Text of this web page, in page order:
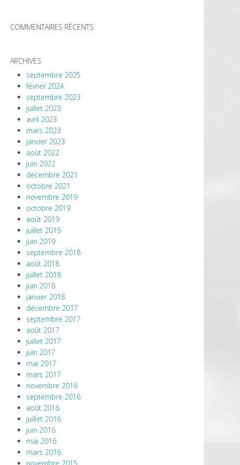
COMMENTAIRES RÉCENTS
ARCHIVES
septembre 2025
février 2024
septembre 2023
juillet 2023
avril 2023
mars 2023
janvier 2023
août 2022
juin 2022
décembre 2021
octobre 2021
novembre 2019
octobre 2019
août 2019
juillet 2019
juin 2019
septembre 2018
août 2018
juillet 2018
juin 2018
janvier 2018
décembre 2017
septembre 2017
août 2017
juillet 2017
juin 2017
mai 2017
mars 2017
novembre 2016
septembre 2016
août 2016
juillet 2016
juin 2016
mai 2016
mars 2016